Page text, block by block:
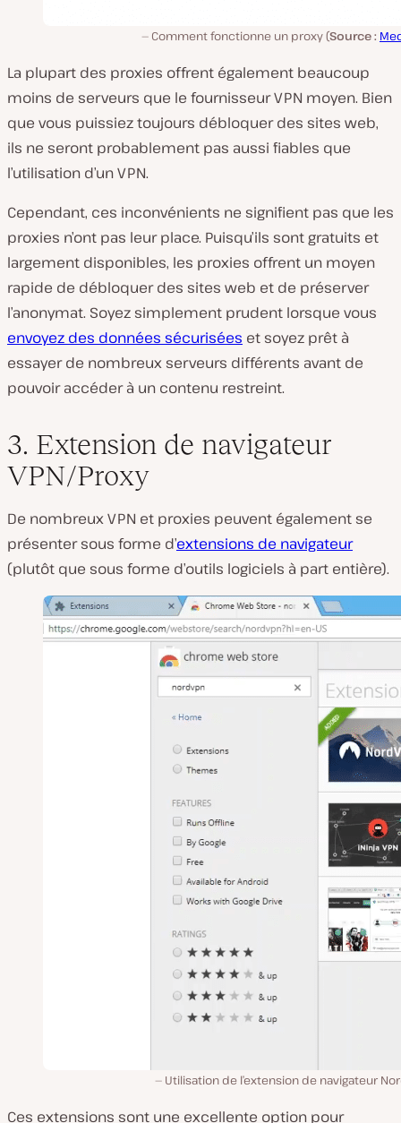
Comment fonctionne un proxy (Source :
La plupart des proxies offrent également beaucoup
moins de serveurs que le fournisseur VPN moyen. Bien
que vous puissiez toujours débloquer des sites web,
ils ne seront probablement pas aussi fiables que
l’utilisation d’un VPN.
Cependant, ces inconvénients ne signifient pas que les
proxies n’ont pas leur place. Puisqu’ils sont gratuits et
largement disponibles, les proxies offrent un moyen
rapide de débloquer des sites web et de préserver
l’anonymat. Soyez simplement prudent lorsque vous
envoyez des données sécurisées et soyez prêt à
essayer de nombreux serveurs différents avant de
pouvoir accéder à un contenu restreint.
3. Extension de navigateur
VPN/Proxy
De nombreux VPN et proxies peuvent également se
présenter sous forme d’extensions de navigateur
(plutôt que sous forme d’outils logiciels à part entière).
Utilisation de l’extension de navigateur
Ces extensions sont une excellente option pour